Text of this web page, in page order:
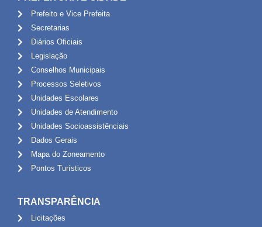
Prefeito e Vice Prefeita
Secretarias
Diários Oficiais
Legislação
Conselhos Municipais
Processos Seletivos
Unidades Escolares
Unidades de Atendimento
Unidades Socioassistênciais
Dados Gerais
Mapa do Zoneamento
Pontos Turísticos
TRANSPARÊNCIA
Licitações